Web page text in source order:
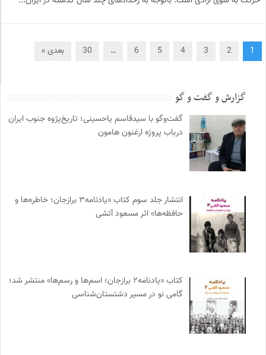
1
2
3
4
5
6
…
30 بعدی »
گزارش و گفت و گو
گفت‌وگو با سیدقاسم یاحسینی؛ تاریخ‌پژوه جنوب ایران
درباب پروژه ارغنون هامون
انتشار جلد سوم کتاب «یادنامه۳ برازجان؛ خاطره‌ها و
حافظه‌ها» اثر مسعود آتشی
کتاب «یادنامه۲ برازجان؛ اسم‌ها و رسم‌ها» منتشر شد؛
گامی نو در مسیر دشتستان‌شناسی